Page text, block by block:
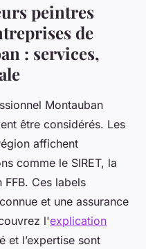
peintres
de
: services,
Montauban
être considérés. Les
affichent
comme le SIRET, la
FFB. Ces labels
et une assurance
l'explication
et l’expertise sont